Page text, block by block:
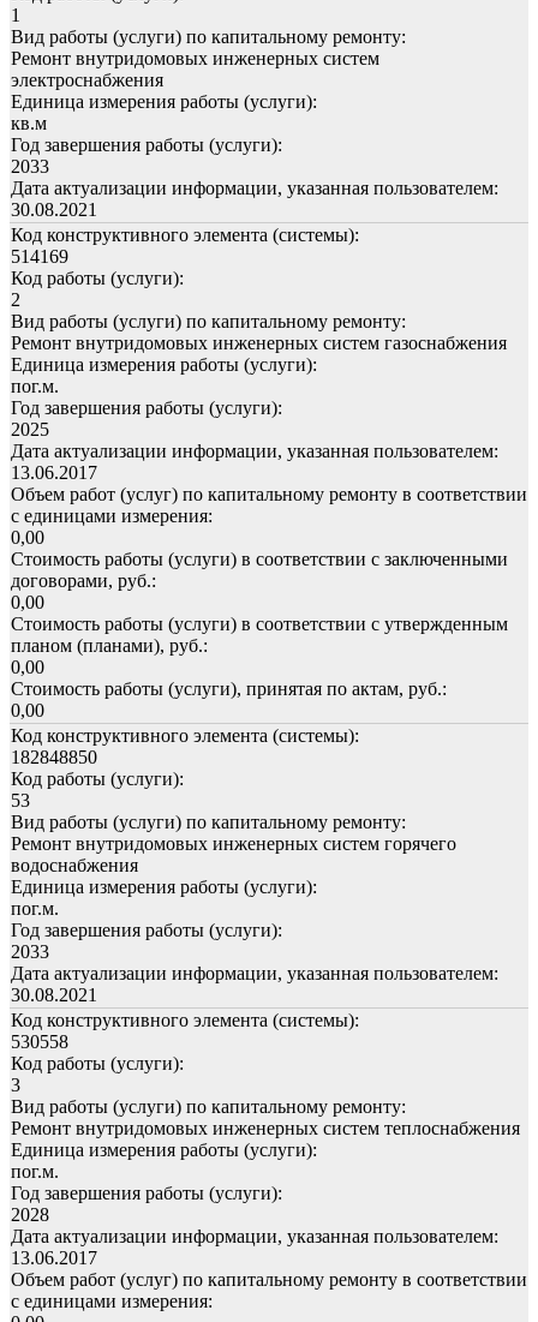
1
Вид работы (услуги) по капитальному ремонту:
Ремонт внутридомовых инженерных систем
электроснабжения
Единица измерения работы (услуги):
кв.м
Год завершения работы (услуги):
2033
Дата актуализации информации, указанная пользователем:
30.08.2021
Код конструктивного элемента (системы):
514169
Код работы (услуги):
2
Вид работы (услуги) по капитальному ремонту:
Ремонт внутридомовых инженерных систем газоснабжения
Единица измерения работы (услуги):
пог.м.
Год завершения работы (услуги):
2025
Дата актуализации информации, указанная пользователем:
13.06.2017
Объем работ (услуг) по капитальному ремонту в соответствии
с единицами измерения:
0,00
Стоимость работы (услуги) в соответствии с заключенными
договорами, руб.:
0,00
Стоимость работы (услуги) в соответствии с утвержденным
планом (планами), руб.:
0,00
Стоимость работы (услуги), принятая по актам, руб.:
0,00
Код конструктивного элемента (системы):
182848850
Код работы (услуги):
53
Вид работы (услуги) по капитальному ремонту:
Ремонт внутридомовых инженерных систем горячего
водоснабжения
Единица измерения работы (услуги):
пог.м.
Год завершения работы (услуги):
2033
Дата актуализации информации, указанная пользователем:
30.08.2021
Код конструктивного элемента (системы):
530558
Код работы (услуги):
3
Вид работы (услуги) по капитальному ремонту:
Ремонт внутридомовых инженерных систем теплоснабжения
Единица измерения работы (услуги):
пог.м.
Год завершения работы (услуги):
2028
Дата актуализации информации, указанная пользователем:
13.06.2017
Объем работ (услуг) по капитальному ремонту в соответствии
с единицами измерения: